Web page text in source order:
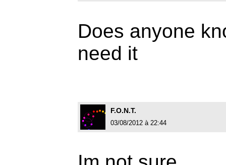
Does anyone
need it
F.O.N.T.
03/08/2012 à 22:44